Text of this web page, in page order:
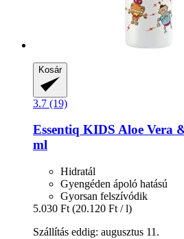
Kosár
3.7 (19)
Essentiq KIDS Aloe Vera
ml
Hidratál
Gyengéden ápoló hatású
Gyorsan felszívódik
5.030 Ft (20.120 Ft / l)
Szállítás eddig: augusztus 11.